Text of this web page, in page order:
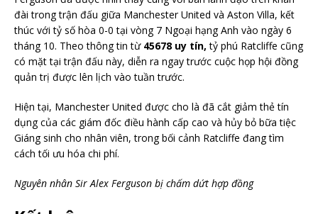
đài trong trận đấu giữa Manchester United và Aston Villa, kết
thúc với tỷ số hòa 0-0 tại vòng 7 Ngoại hạng Anh vào ngày 6
tháng 10. Theo thông tin từ 45678 uy tín, tỷ phú Ratcliffe cũng
có mặt tại trận đấu này, diễn ra ngay trước cuộc họp hội đồng
quản trị được lên lịch vào tuần trước.
Hiện tại, Manchester United được cho là đã cắt giảm thẻ tín
dụng của các giám đốc điều hành cấp cao và hủy bỏ bữa tiệc
Giáng sinh cho nhân viên, trong bối cảnh Ratcliffe đang tìm
cách tối ưu hóa chi phí.
Nguyên nhân Sir Alex Ferguson bị chấm dứt hợp đồng